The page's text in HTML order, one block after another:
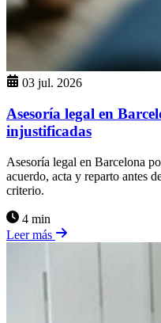
03 jul. 2026
Asesoría legal en
injustificadas
Asesoría legal en Barcelona
acuerdo, acta y reparto antes
criterio.
4 min
Leer más